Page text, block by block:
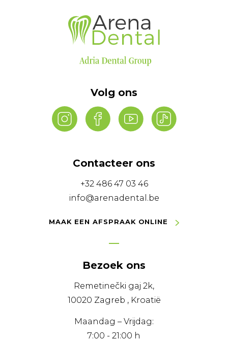
Contacteer ons
+32 486 47 03 46
info@arenadental.be
MAAK EEN AFSPRAAK ONLINE
Bezoek ons
Remetinečki gaj 2k,
10020 Zagreb , Kroatië
Maandag – Vrijdag:
7:00 - 21:00 h
Volg ons